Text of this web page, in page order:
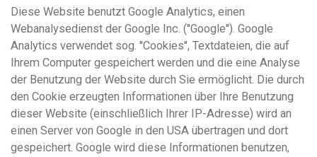
Diese Website benutzt Google Analytics, einen
Webanalysedienst der Google Inc. (''Google''). Google
Analytics verwendet sog. ''Cookies'', Textdateien, die auf
Ihrem Computer gespeichert werden und die eine Analyse
der Benutzung der Website durch Sie ermöglicht. Die durch
den Cookie erzeugten Informationen über Ihre Benutzung
dieser Website (einschließlich Ihrer IP-Adresse) wird an
einen Server von Google in den USA übertragen und dort
gespeichert. Google wird diese Informationen benutzen,